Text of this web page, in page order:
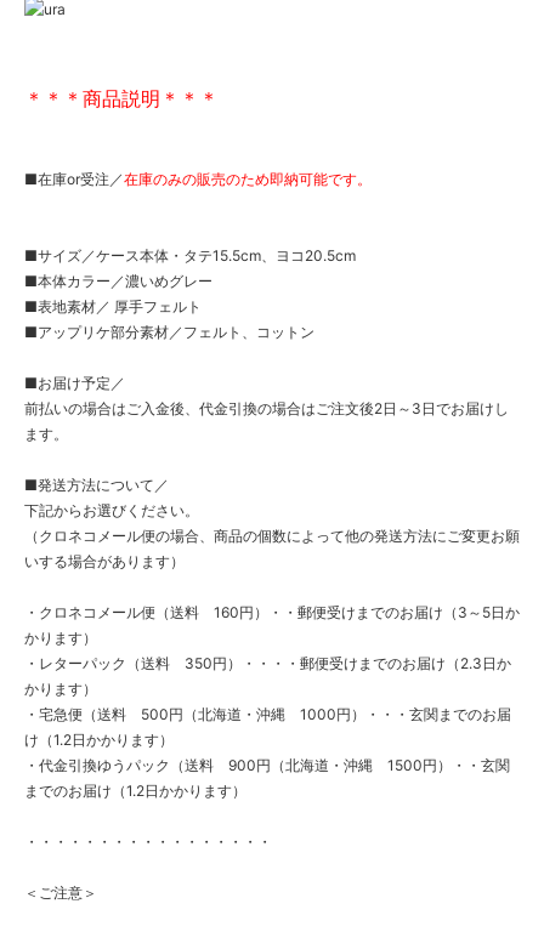
＊＊＊商品説明＊＊＊
■在庫or受注／在庫のみの販売のため即納可能です。
■サイズ／ケース本体・タテ15.5cm、ヨコ20.5cm
■本体カラー／濃いめグレー
■表地素材／ 厚手フェルト
■アップリケ部分素材／フェルト、コットン
■お届け予定／
前払いの場合はご入金後、代金引換の場合はご注文後2日～3日でお届けし
ます。
■発送方法について／
下記からお選びください。
（クロネコメール便の場合、商品の個数によって他の発送方法にご変更お願
いする場合があります）
・クロネコメール便（送料 160円）・・郵便受けまでのお届け（3～5日か
かります）
・レターパック（送料 350円）・・・・郵便受けまでのお届け（2.3日か
かります）
・宅急便（送料 500円（北海道・沖縄 1000円）・・・玄関までのお届
け（1.2日かかります）
・代金引換ゆうパック（送料 900円（北海道・沖縄 1500円）・・玄関
までのお届け（1.2日かかります）
・・・・・・・・・・・・・・・・・
＜ご注意＞